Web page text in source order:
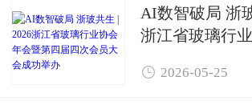
AI数智破局 浙
浙江省玻璃行
办
 2026-05-25